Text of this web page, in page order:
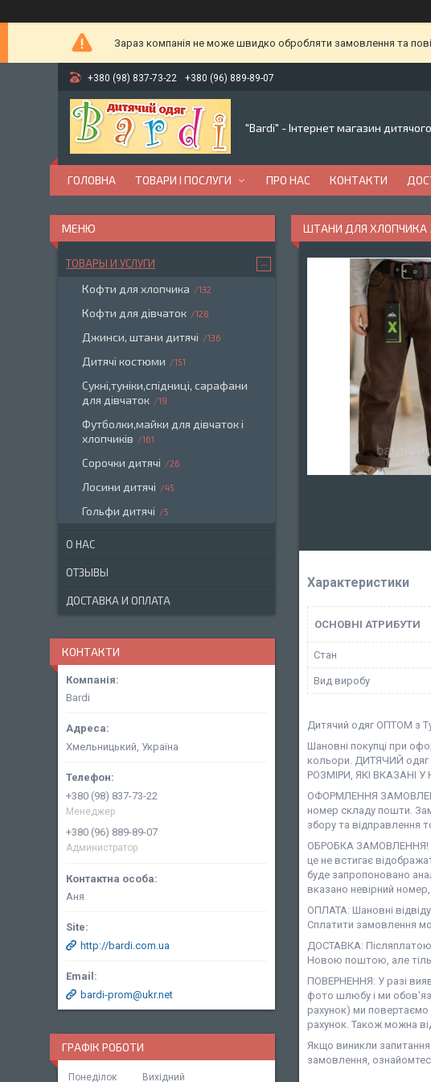
Зараз компанія не може швидко обробляти замовлення та
+380 (98) 837-73-22 +380 (96) 889-89-07
"Bardi" - Інтернет магазин
ГОЛОВНА ТОВАРИ І ПОСЛУГИ ПРО НАС КОНТАКТИ
ШТАНИ ДЛЯ ХЛОПЧИКА
Характеристики
ОСНОВНІ АТРИБУТИ
Стан
Вид виробу
Дитячий одяг ОПТОМ з
Шановні покупці при
кольори. ДИТЯЧИЙ одяг
РОЗМІРИ, ЯКІ ВКАЗАНІ
ОФОРМЛЕННЯ
номер складу пошти.
збору та відправлення
ОБРОБКА ЗАМОВЛЕННЯ!
це не встигає
буде запропоновано
вказано невірний
ОПЛАТА: Шановні
Сплатити замовлення
ДОСТАВКА:
Новою поштою, але
ПОВЕРНЕННЯ: У разі
фото шлюбу і ми
рахунок) ми
рахунок. Також можна
Якщо виникли
замовлення,
ТОВАРЫ И УСЛУГИ
Кофти для хлопчика 132
Кофти для дівчаток 128
Джинси, штани дитячі 136
Дитячі костюми 151
Сукні,туніки,спідниці, сарафани
для дівчаток
19
Футболки,майки для дівчаток і
хлопчиків
161
Сорочки дитячі 26
Лосини дитячі 45
Гольфи дитячі 5
О НАС
ОТЗЫВЫ
ДОСТАВКА И ОПЛАТА
КОНТАКТИ
Bardi
Хмельницький, Україна
+380 (98) 837-73-22
Менеджер
+380 (96) 889-89-07
Администратор
Аня
http://bardi.com.ua
bardi-prom@ukr.net
ГРАФІК РОБОТИ
Понеділок Вихідний